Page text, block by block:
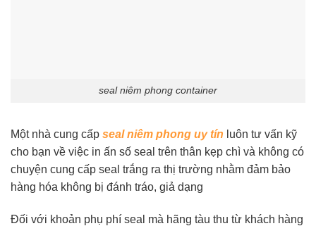
seal niêm phong container
Một nhà cung cấp seal niêm phong uy tín luôn tư vấn kỹ
cho bạn về việc in ấn số seal trên thân kẹp chì và không có
chuyện cung cấp seal trắng ra thị trường nhằm đảm bảo
hàng hóa không bị đánh tráo, giả dạng
Đối với khoản phụ phí seal mà hãng tàu thu từ khách hàng